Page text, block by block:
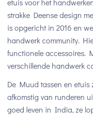
strakke Deense design
is opgericht in 2016 en
handwerk community.
functionele accessoires.
verschillende handwerk
De Muud tassen en
afkomstig van runderen
goed leven in India, ze